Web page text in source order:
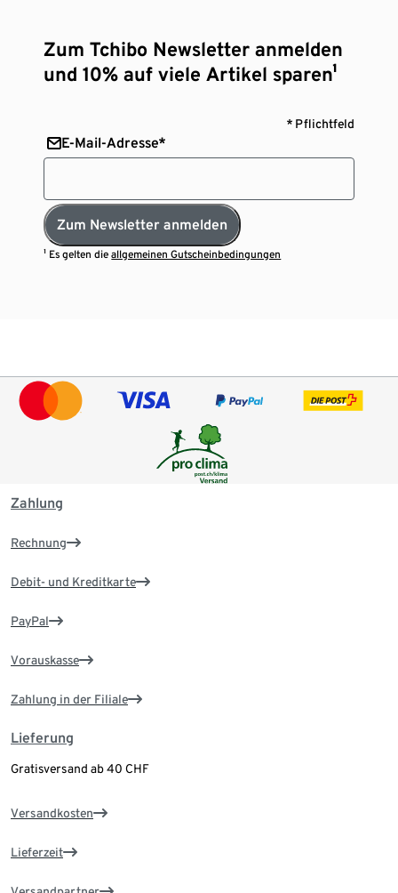
Zum Tchibo Newsletter anmelden
und 10% auf viele Artikel sparen¹
* Pflichtfeld
E-Mail-Adresse*
Zum Newsletter anmelden
¹ Es gelten dieallgemeinen Gutscheinbedingungen
Zahlung
Rechnung
Debit- und Kreditkarte
PayPal
Vorauskasse
Zahlung in der Filiale
Lieferung
Gratisversand ab 40 CHF
Versandkosten
Lieferzeit